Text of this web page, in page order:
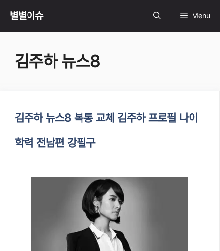
Skip
content
별별이슈 Menu
김주하 뉴스8
김주하 뉴스8 복통 교체 김주하 프로필 나이
학력 전남편 강필구